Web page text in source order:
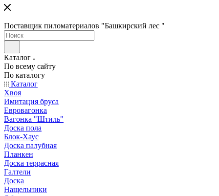
Поставщик пиломатериалов "Башкирский лес "
Каталог
По всему сайту
По каталогу
Каталог
Хвоя
Имитация бруса
Евровагонка
Вагонка "Штиль"
Доска пола
Блок-Хаус
Доска палубная
Планкен
Доска террасная
Галтели
Доска
Нащельники